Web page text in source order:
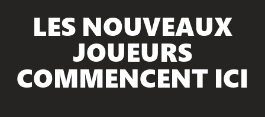
LES NOUVEAUX
JOUEURS
COMMENCENT ICI